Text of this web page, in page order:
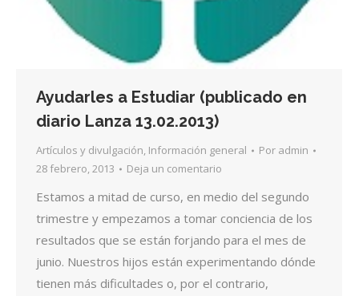
Ayudarles a Estudiar (publicado en
diario Lanza 13.02.2013)
Artículos y divulgación, Información general Por admin
28 febrero, 2013
Deja un comentario
Estamos a mitad de curso, en medio del segundo
trimestre y empezamos a tomar conciencia de los
resultados que se están forjando para el mes de
junio. Nuestros hijos están experimentando dónde
tienen más dificultades o, por el contrario,